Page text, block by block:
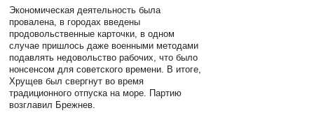
Экономическая деятельность была
провалена, в городах введены
продовольственные карточки, в одном
случае пришлось даже военными методами
подавлять недовольство рабочих, что было
нонсенсом для советского времени. В итоге,
Хрущев был свергнут во время
традиционного отпуска на море. Партию
возглавил Брежнев.